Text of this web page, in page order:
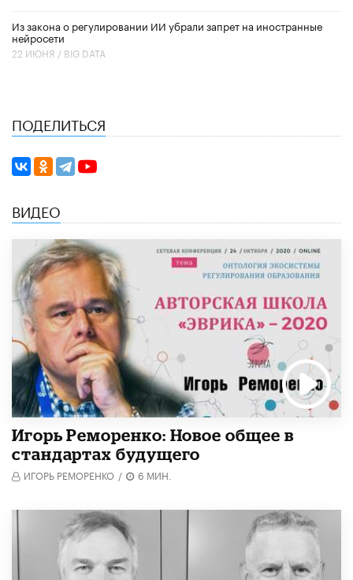
Из закона о регулировании ИИ убрали запрет на иностранные
нейросети
22 ИЮНЯ / BIG DATA
ПОДЕЛИТЬСЯ
ВИДЕО
Игорь Реморенко: Новое общее в
стандартах будущего
ИГОРЬ РЕМОРЕНКО / 6 МИН.